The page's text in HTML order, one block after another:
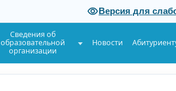
Версия для
Сведения об
образовательной
организации
Новости